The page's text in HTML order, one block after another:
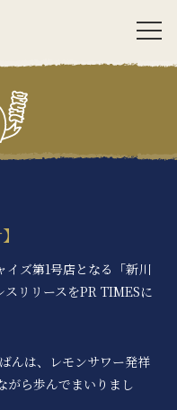
イズ第1号店となる「新川
リリースをPR TIMESに
んは、レモンサワー発祥
がら歩んでまいりまし